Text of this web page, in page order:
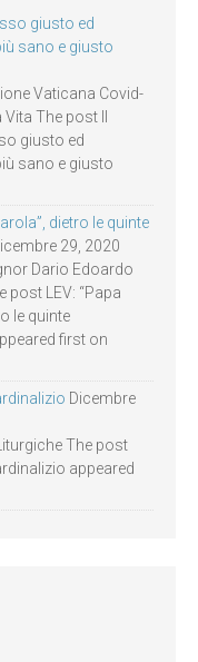
giusto ed
sano e giusto
Vaticana Covid-
The post Il
giusto ed
sano e giusto
dietro le quinte
29, 2020
Dario Edoardo
post LEV: “Papa
le quinte
first on
Dicembre
The post
appeared